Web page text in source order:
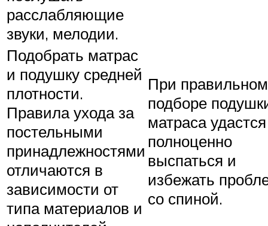
расслабляющие
звуки, мелодии.
Подобрать матрас
и подушку средней
плотности.
Правила ухода за
постельными
принадлежностями
отличаются в
зависимости от
типа материалов и
При правильном
подборе
матраса удастся
полноценно
выспаться и
избежать
со спиной.